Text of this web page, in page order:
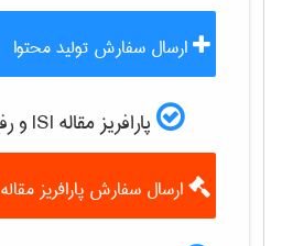
ارسال سفارش تولید محتوا
پارافریز مقاله ISI و رفع plagiarism
ارسال سفارش پارافریز مقاله